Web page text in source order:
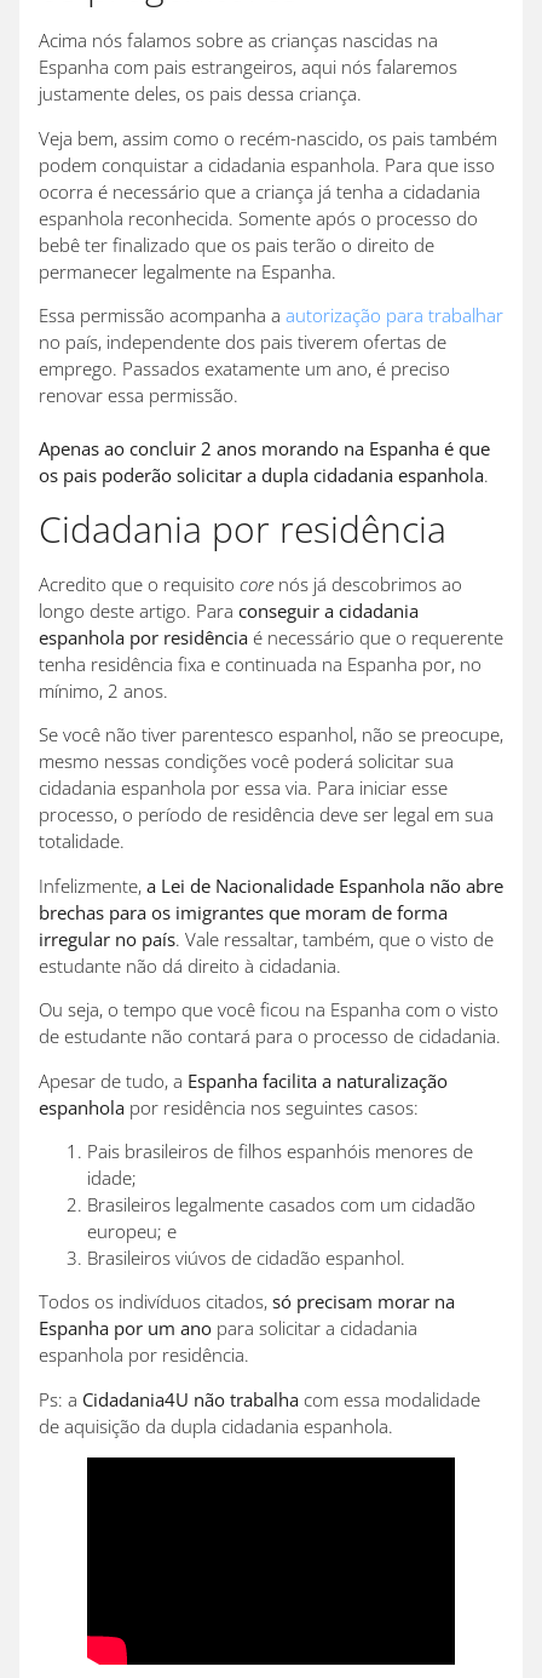
Acima nós falamos sobre as crianças nascidas na
Espanha com pais estrangeiros, aqui nós falaremos
justamente deles, os pais dessa criança.
Veja bem, assim como o recém-nascido, os pais também
podem conquistar a cidadania espanhola. Para que isso
ocorra é necessário que a criança já tenha a cidadania
espanhola reconhecida. Somente após o processo do
bebê ter finalizado que os pais terão o direito de
permanecer legalmente na Espanha.
Essa permissão acompanha a autorização para trabalhar
no país, independente dos pais tiverem ofertas de
emprego. Passados exatamente um ano, é preciso
renovar essa permissão.
Apenas ao concluir 2 anos morando na Espanha é que
os pais poderão solicitar a dupla cidadania espanhola.
Cidadania por residência
Acredito que o requisito core nós já descobrimos ao
longo deste artigo. Para conseguir a cidadania
espanhola por residência é necessário que o requerente
tenha residência fixa e continuada na Espanha por, no
mínimo, 2 anos.
Se você não tiver parentesco espanhol, não se preocupe,
mesmo nessas condições você poderá solicitar sua
cidadania espanhola por essa via. Para iniciar esse
processo, o período de residência deve ser legal em sua
totalidade.
Infelizmente, a Lei de Nacionalidade Espanhola não abre
brechas para os imigrantes que moram de forma
irregular no país. Vale ressaltar, também, que o visto de
estudante não dá direito à cidadania.
Ou seja, o tempo que você ficou na Espanha com o visto
de estudante não contará para o processo de cidadania.
Apesar de tudo, a Espanha facilita a naturalização
espanhola por residência nos seguintes casos:
Pais brasileiros de filhos espanhóis menores de
idade;
Brasileiros legalmente casados com um cidadão
europeu; e
Brasileiros viúvos de cidadão espanhol.
Todos os indivíduos citados, só precisam morar na
Espanha por um ano para solicitar a cidadania
espanhola por residência.
Ps: a Cidadania4U não trabalha com essa modalidade
de aquisição da dupla cidadania espanhola.